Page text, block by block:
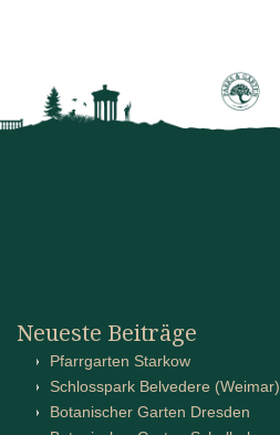
Neueste Beiträge
Pfarrgarten Starkow
Schlosspark Belvedere (Weimar)
Botanischer Garten Dresden